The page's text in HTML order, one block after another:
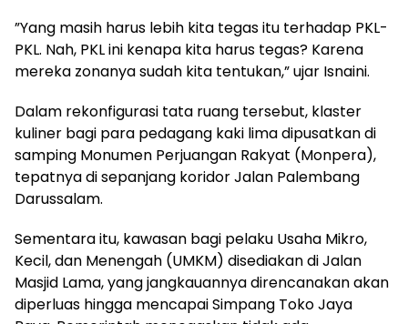
”Yang masih harus lebih kita tegas itu terhadap PKL-
PKL. Nah, PKL ini kenapa kita harus tegas? Karena
mereka zonanya sudah kita tentukan,” ujar Isnaini.
Dalam rekonfigurasi tata ruang tersebut, klaster
kuliner bagi para pedagang kaki lima dipusatkan di
samping Monumen Perjuangan Rakyat (Monpera),
tepatnya di sepanjang koridor Jalan Palembang
Darussalam.
Sementara itu, kawasan bagi pelaku Usaha Mikro,
Kecil, dan Menengah (UMKM) disediakan di Jalan
Masjid Lama, yang jangkauannya direncanakan akan
diperluas hingga mencapai Simpang Toko Jaya